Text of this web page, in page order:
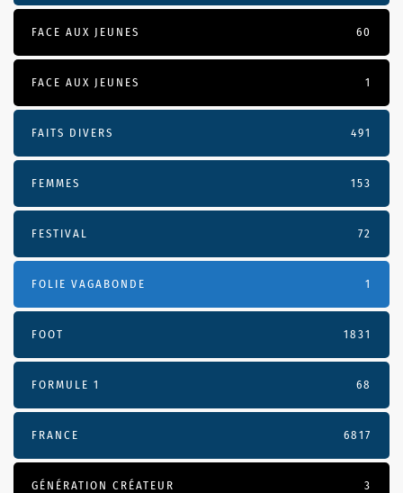
FACE AUX JEUNES 60
FACE AUX JEUNES 1
FAITS DIVERS 491
FEMMES 153
FESTIVAL 72
FOLIE VAGABONDE 1
FOOT 1831
FORMULE 1 68
FRANCE 6817
GÉNÉRATION CRÉATEUR 3